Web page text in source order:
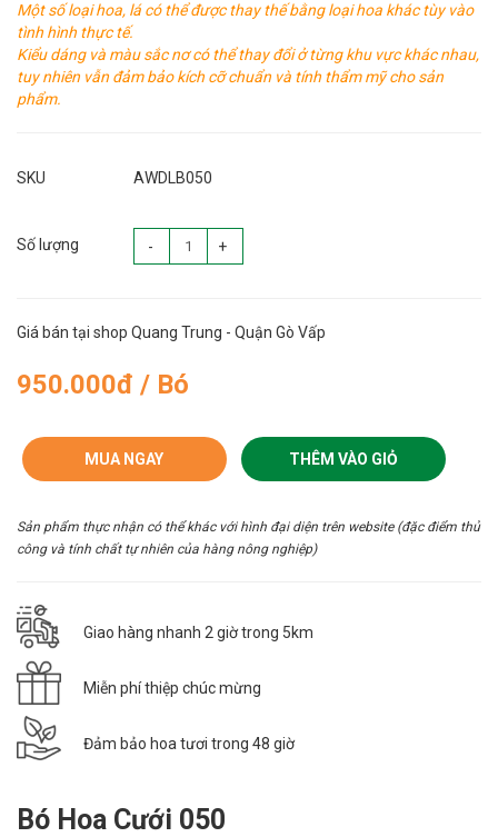
Một số loại hoa, lá có thể được thay thế bằng loại hoa khác tùy vào
tình hình thực tế.
Kiểu dáng và màu sắc nơ có thể thay đổi ở từng khu vực khác nhau,
tuy nhiên vẫn đảm bảo kích cỡ chuẩn và tính thẩm mỹ cho sản
phẩm.
SKU AWDLB050
Số lượng - +
Giá bán tại shop Quang Trung - Quận Gò Vấp
950.000đ / Bó
MUA NGAY THÊM VÀO GIỎ
Sản phẩm thực nhận có thể khác với hình đại diện trên website (đặc điểm thủ
công và tính chất tự nhiên của hàng nông nghiệp)
Giao hàng nhanh 2 giờ trong 5km
Miễn phí thiệp chúc mừng
Đảm bảo hoa tươi trong 48 giờ
Bó Hoa Cưới 050